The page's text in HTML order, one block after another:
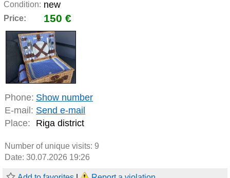
Condition: new
Price: 150 €
Phone: Show number
E-mail: Send e-mail
Place:
Riga district
Number of unique visits: 9
Date: 30.07.2026 19:26